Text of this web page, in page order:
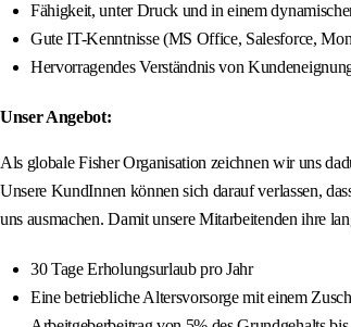
Fähigkeit, unter Druck und in einem
Gute IT-Kenntnisse (MS Office, Salesforce,
Hervorragendes Verständnis von
Unser Angebot:
Als globale Fisher Organisation zeichnen wir uns
Unsere KundInnen können sich darauf verlassen,
uns ausmachen. Damit unsere Mitarbeitenden ihre
30 Tage Erholungsurlaub pro Jahr
Eine betriebliche Altersvorsorge mit einem